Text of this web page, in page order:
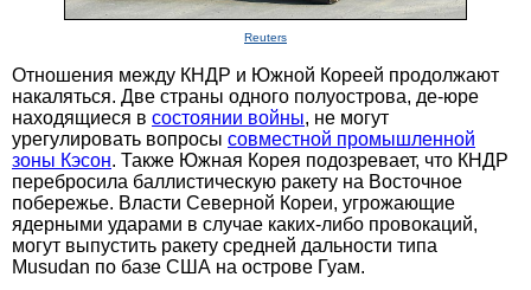
Reuters
Отношения между КНДР и Южной Кореей продолжают
накаляться. Две страны одного полуострова, де-юре
находящиеся в состоянии войны, не могут
урегулировать вопросы совместной промышленной
зоны Кэсон. Также Южная Корея подозревает, что КНДР
перебросила баллистическую ракету на Восточное
побережье. Власти Северной Кореи, угрожающие
ядерными ударами в случае каких-либо провокаций,
могут выпустить ракету средней дальности типа
Musudan по базе США на острове Гуам.